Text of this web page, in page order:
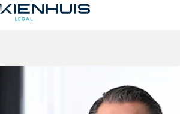
Unsere Leistungen
Wissen
John van Schendel